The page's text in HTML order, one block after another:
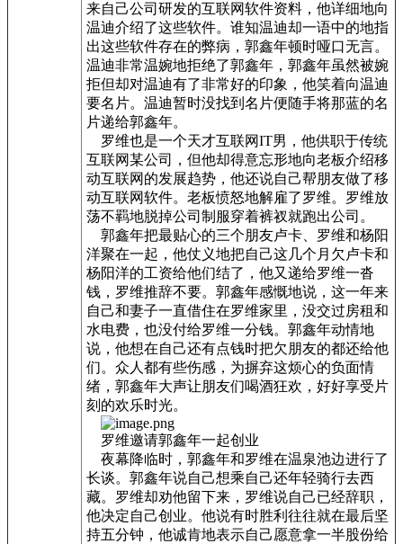
来自己公司研发的互联网软件资料，他详细地向
温迪介绍了这些软件。谁知温迪却一语中的地指
出这些软件存在的弊病，郭鑫年顿时哑口无言。
温迪非常温婉地拒绝了郭鑫年，郭鑫年虽然被婉
拒但却对温迪有了非常好的印象，他笑着向温迪
要名片。温迪暂时没找到名片便随手将那蓝的名
片递给郭鑫年。
罗维也是一个天才互联网IT男，他供职于传统
互联网某公司，但他却得意忘形地向老板介绍移
动互联网的发展趋势，他还说自己帮朋友做了移
动互联网软件。老板愤怒地解雇了罗维。罗维放
荡不羁地脱掉公司制服穿着裤衩就跑出公司。
郭鑫年把最贴心的三个朋友卢卡、罗维和杨阳
洋聚在一起，他仗义地把自己这几个月欠卢卡和
杨阳洋的工资给他们结了，他又递给罗维一沓
钱，罗维推辞不要。郭鑫年感慨地说，这一年来
自己和妻子一直借住在罗维家里，没交过房租和
水电费，也没付给罗维一分钱。郭鑫年动情地
说，他想在自己还有点钱时把欠朋友的都还给他
们。众人都有些伤感，为摒弃这烦心的负面情
绪，郭鑫年大声让朋友们喝酒狂欢，好好享受片
刻的欢乐时光。
罗维邀请郭鑫年一起创业
夜幕降临时，郭鑫年和罗维在温泉池边进行了
长谈。郭鑫年说自己想乘自己还年轻骑行去西
藏。罗维却劝他留下来，罗维说自己已经辞职，
他决定自己创业。他说有时胜利往往就在最后坚
持五分钟，他诚肯地表示自己愿意拿一半股份给